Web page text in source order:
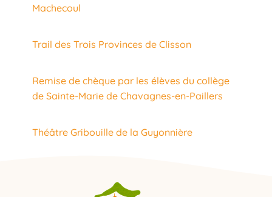
Machecoul
Trail des Trois Provinces de Clisson
Remise de chèque par les élèves du collège
de Sainte-Marie de Chavagnes-en-Paillers
Théâtre Gribouille de la Guyonnière